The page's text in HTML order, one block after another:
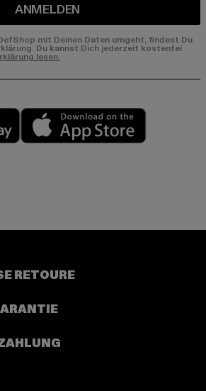
ANMELDEN
mit Deinen Daten umgeht, findest Du
Du kannst Dich jederzeit kostenfei
lesen.
Play market
RETOURE